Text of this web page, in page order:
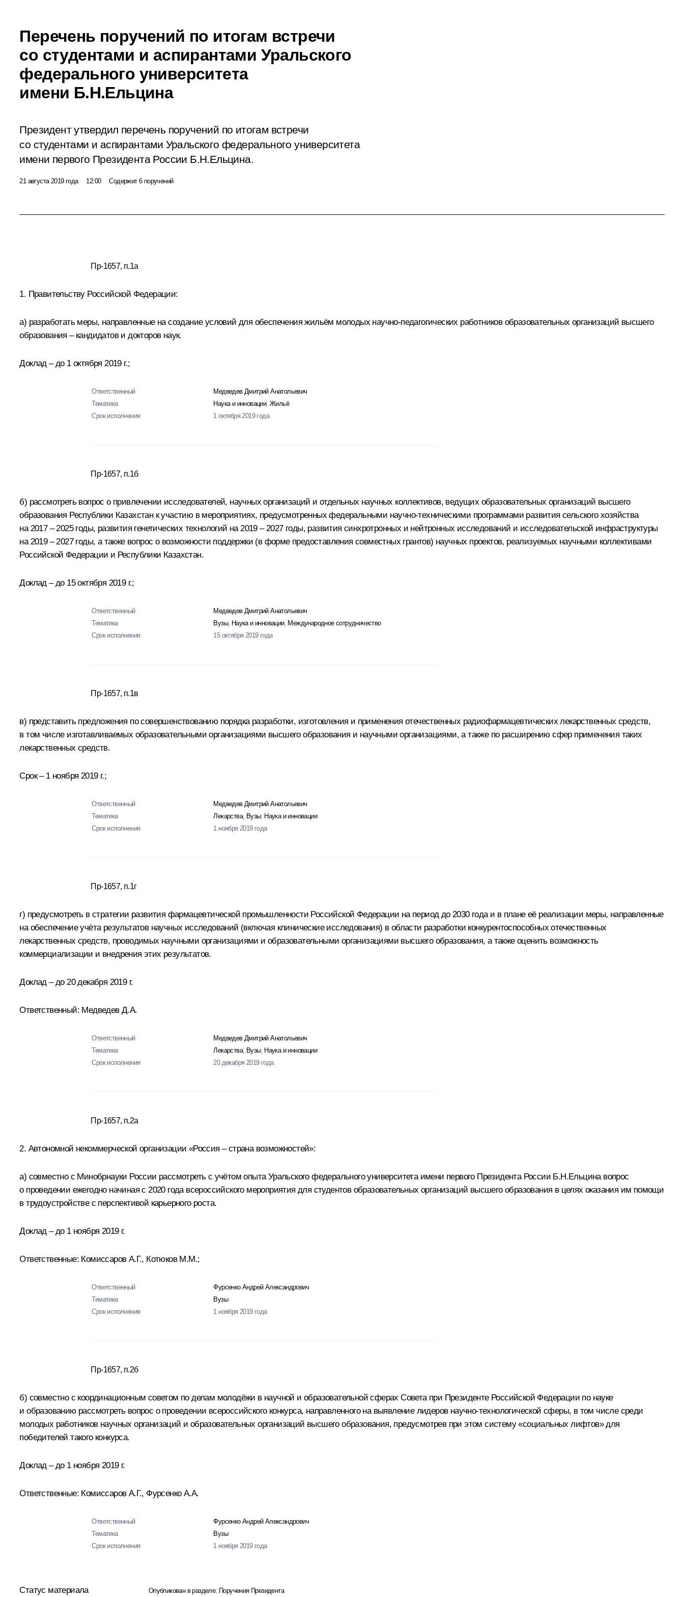
Перечень поручений по итогам встречи
со студентами и аспирантами Уральского
федерального университета
имени Б.Н.Ельцина
Президент утвердил перечень поручений по итогам встречи
со студентами и аспирантами Уральского федерального университета
имени первого Президента России Б.Н.Ельцина.
21 августа 2019 года 12:00 Содержит 6 поручений
Пр-1657, п.1а
1. Правительству Российской Федерации:
а) разработать меры, направленные на создание условий для обеспечения жильём молодых научно-педагогических работников образовательных организаций высшего
образования – кандидатов и докторов наук.
Доклад – до 1 октября 2019 г.;
Ответственный
Медведев Дмитрий Анатольевич
Тематика
Наука и инновации,Жильё
Срок исполнения
1 октября 2019 года
Пр-1657, п.1б
б) рассмотреть вопрос о привлечении исследователей, научных организаций и отдельных научных коллективов, ведущих образовательных организаций высшего
образования Республики Казахстан к участию в мероприятиях, предусмотренных федеральными научно‑техническими программами развития сельского хозяйства
на 2017 – 2025 годы, развития генетических технологий на 2019 – 2027 годы, развития синхротронных и нейтронных исследований и исследовательской инфраструктуры
на 2019 – 2027 годы, а также вопрос о возможности поддержки (в форме предоставления совместных грантов) научных проектов, реализуемых научными коллективами
Российской Федерации и Республики Казахстан.
Доклад – до 15 октября 2019 г.;
Ответственный
Медведев Дмитрий Анатольевич
Тематика
Вузы, Наука и инновации, Международное сотрудничество
Срок исполнения
15 октября 2019 года
Пр-1657, п.1в
в) представить предложения по совершенствованию порядка разработки, изготовления и применения отечественных радиофармацевтических лекарственных средств,
в том числе изготавливаемых образовательными организациями высшего образования и научными организациями, а также по расширению сфер применения таких
лекарственных средств.
Срок – 1 ноября 2019 г.;
Ответственный
Медведев Дмитрий Анатольевич
Тематика
Лекарства, Вузы, Наука и инновации
Срок исполнения
1 ноября 2019 года
Пр-1657, п.1г
г) предусмотреть в стратегии развития фармацевтической промышленности Российской Федерации на период до 2030 года и в плане её реализации меры, направленные
на обеспечение учёта результатов научных исследований (включая клинические исследования) в области разработки конкурентоспособных отечественных
лекарственных средств, проводимых научными организациями и образовательными организациями высшего образования, а также оценить возможность
коммерциализации и внедрения этих результатов.
Доклад – до 20 декабря 2019 г.
Ответственный: Медведев Д.А.
Ответственный
Медведев Дмитрий Анатольевич
Тематика
Лекарства, Вузы, Наука и инновации
Срок исполнения
20 декабря 2019 года
Пр-1657, п.2а
2. Автономной некоммерческой организации «Россия – страна возможностей»:
а) совместно с Минобрнауки России рассмотреть с учётом опыта Уральского федерального университета имени первого Президента России Б.Н.Ельцина вопрос
о проведении ежегодно начиная с 2020 года всероссийского мероприятия для студентов образовательных организаций высшего образования в целях оказания им помощи
в трудоустройстве с перспективой карьерного роста.
Доклад – до 1 ноября 2019 г.
Ответственные: Комиссаров А.Г., Котюков М.М.;
Ответственный
Фурсенко Андрей Александрович
Тематика
Вузы
Срок исполнения
1 ноября 2019 года
Пр-1657, п.2б
б) совместно с координационным советом по делам молодёжи в научной и образовательной сферах Совета при Президенте Российской Федерации по науке
и образованию рассмотреть вопрос о проведении всероссийского конкурса, направленного на выявление лидеров научно‑технологической сферы, в том числе среди
молодых работников научных организаций и образовательных организаций высшего образования, предусмотрев при этом систему «социальных лифтов» для
победителей такого конкурса.
Доклад – до 1 ноября 2019 г.
Ответственные: Комиссаров А.Г., Фурсенко А.А.
Ответственный
Фурсенко Андрей Александрович
Тематика
Вузы
Срок исполнения
1 ноября 2019 года
Статус материала Опубликован в разделе: Поручения Президента